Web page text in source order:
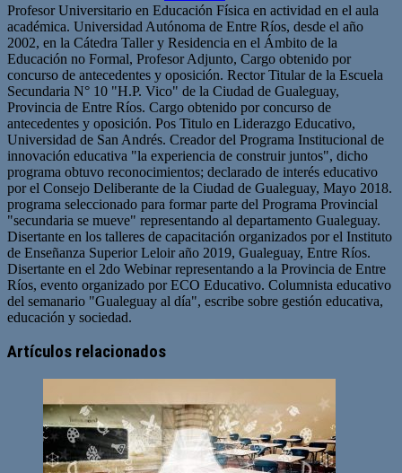
Profesor Universitario en Educación Física en actividad en el aula
académica. Universidad Autónoma de Entre Ríos, desde el año
2002, en la Cátedra Taller y Residencia en el Ámbito de la
Educación no Formal, Profesor Adjunto, Cargo obtenido por
concurso de antecedentes y oposición. Rector Titular de la Escuela
Secundaria N° 10 "H.P. Vico" de la Ciudad de Gualeguay,
Provincia de Entre Ríos. Cargo obtenido por concurso de
antecedentes y oposición. Pos Titulo en Liderazgo Educativo,
Universidad de San Andrés. Creador del Programa Institucional de
innovación educativa "la experiencia de construir juntos", dicho
programa obtuvo reconocimientos; declarado de interés educativo
por el Consejo Deliberante de la Ciudad de Gualeguay, Mayo 2018.
programa seleccionado para formar parte del Programa Provincial
"secundaria se mueve" representando al departamento Gualeguay.
Disertante en los talleres de capacitación organizados por el Instituto
de Enseñanza Superior Leloir año 2019, Gualeguay, Entre Ríos.
Disertante en el 2do Webinar representando a la Provincia de Entre
Ríos, evento organizado por ECO Educativo. Columnista educativo
del semanario "Gualeguay al día", escribe sobre gestión educativa,
educación y sociedad.
Artículos relacionados